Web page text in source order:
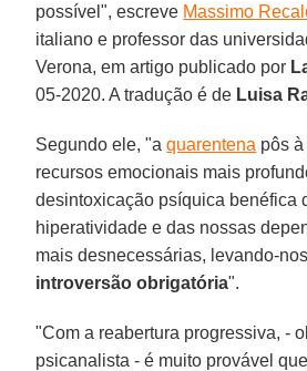
possível", escreve Massimo
italiano e professor das
Verona, em artigo publicado por
05-2020. A tradução é de Luisa
Segundo ele, "aquarentena pôs
recursos emocionais mais
desintoxicação psíquica benéfica
hiperatividade e das nossas
mais desnecessárias, levando-
introversão obrigatória".
"Com a reabertura progressiva, -
psicanalista - é muito provável